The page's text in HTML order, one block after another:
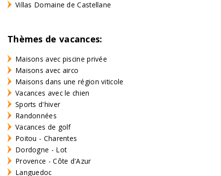
Villas Domaine de Castellane
Thèmes de vacances:
Maisons avec piscine privée
Maisons avec airco
Maisons dans une région viticole
Vacances avec le chien
Sports d'hiver
Randonnées
Vacances de golf
Poitou - Charentes
Dordogne - Lot
Provence - Côte d'Azur
Languedoc